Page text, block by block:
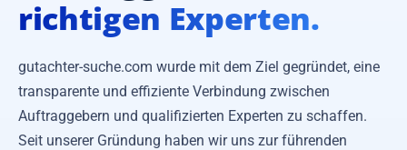
richtigen Experten.
gutachter-suche.com wurde mit dem Ziel gegründet, eine
transparente und effiziente Verbindung zwischen
Auftraggebern und qualifizierten Experten zu schaffen.
Seit unserer Gründung haben wir uns zur führenden